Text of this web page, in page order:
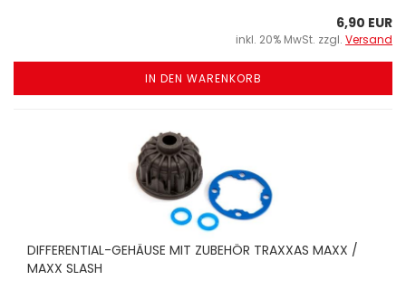
6,90 EUR
inkl. 20% MwSt. zzgl. Versand
IN DEN WARENKORB
DIFFERENTIAL-GEHÄUSE MIT ZUBEHÖR TRAXXAS MAXX /
MAXX SLASH